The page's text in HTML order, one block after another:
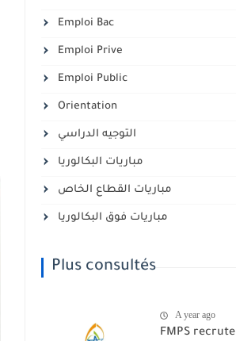
Emploi Bac
Emploi Prive
Emploi Public
Orientation
التوجيه الدراسي
مباريات البكالوريا
مباريات القطاع الخاص
مباريات فوق البكالوريا
Plus consultés
A year ago
FMPS recrute